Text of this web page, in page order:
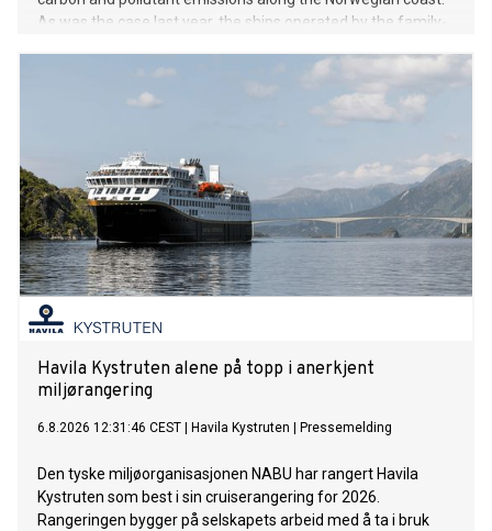
As was the case last year, the ships operated by the family-
Havila Kystruten alene på topp i anerkjent
miljørangering
6.8.2026 12:31:46 CEST Havila Kystruten Pressemelding
Den tyske miljøorganisasjonen NABU har rangert Havila
Kystruten som best i sin cruiserangering for 2026.
Rangeringen bygger på selskapets arbeid med å ta i bruk